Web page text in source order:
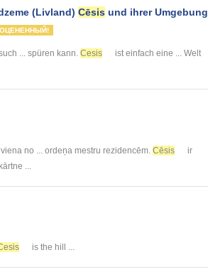
(Livland) Cēsis und ihrer Umgebung
ОЦЕНЕННЫЙ!
... spüren kann. Cesis
ist einfach eine ... Welt
no ... ordeņa mestru rezidencēm. Cēsis
ir
...
is the hill ...